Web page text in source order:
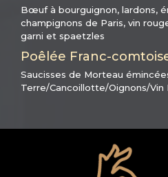
Bœuf à bourguignon, lardons,
champignons de Paris, vin
garni et spaetzles
Poêlée Franc-
Saucisses de Morteau
Terre/Cancoillotte/Oignons/Vin